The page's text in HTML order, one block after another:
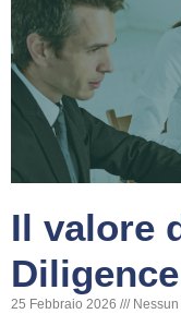
Il valore
Diligence
25 Febbraio 2026 Nessun